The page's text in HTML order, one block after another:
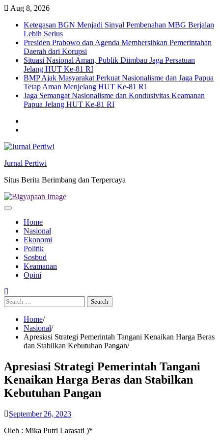
Skip
content
Aug 8, 2026
Ketegasan BGN Menjadi Sinyal Pembenahan MBG Berjalan
Lebih Serius
Presiden Prabowo dan Agenda Membersihkan Pemerintahan
Daerah dari Korupsi
Situasi Nasional Aman, Publik Diimbau Jaga Persatuan
Jelang HUT Ke-81 RI
BMP Ajak Masyarakat Perkuat Nasionalisme dan Jaga Papua
Tetap Aman Menjelang HUT Ke-81 RI
Jaga Semangat Nasionalisme dan Kondusivitas Keamanan
Papua Jelang HUT Ke-81 RI
Jurnal Pertiwi
Situs Berita Berimbang dan Terpercaya
Home
Nasional
Ekonomi
Politik
Sosbud
Keamanan
Opini
Search
for:
Home
Nasional
Apresiasi Strategi Pemerintah Tangani Kenaikan Harga Beras
dan Stabilkan Kebutuhan Pangan
Apresiasi Strategi Pemerintah Tangani
Kenaikan Harga Beras dan Stabilkan
Kebutuhan Pangan
September 26, 2023
Oleh : Mika Putri Larasati )*